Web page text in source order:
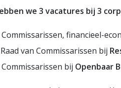
we 3 vacatures bij 3
Commissarissen, financieel-
Raad van Commissarissen bij
Commissarissen bij Openbaar